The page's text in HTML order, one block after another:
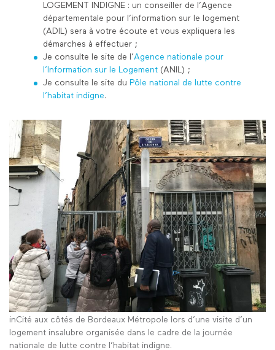
LOGEMENT INDIGNE : un conseiller de l’Agence
départementale pour l’information sur le logement
(ADIL) sera à votre écoute et vous expliquera les
démarches à effectuer ;
Je consulte le site de l’Agence nationale pour
l’Information sur le Logement (ANIL) ;
Je consulte le site du Pôle national de lutte contre
l’habitat indigne.
inCité aux côtés de Bordeaux Métropole lors d’une visite d’un
logement insalubre organisée dans le cadre de la journée
nationale de lutte contre l’habitat indigne.